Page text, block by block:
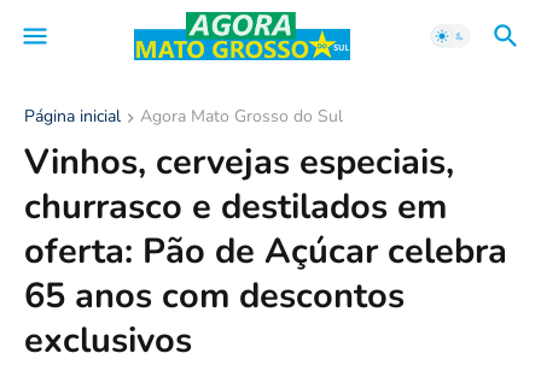
Página inicial Agora Mato Grosso do Sul
Vinhos, cervejas especiais,
churrasco e destilados em
oferta: Pão de Açúcar celebra
65 anos com descontos
exclusivos